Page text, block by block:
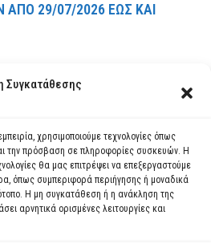
Συγκατάθεσης
χρησιμοποιούμε τεχνολογίες όπως
την πρόσβαση σε πληροφορίες συσκευών. Η
θα μας επιτρέψει να επεξεργαστούμε
όπως συμπεριφορά περιήγησης ή μοναδικά
Η μη συγκατάθεση ή η ανάκληση της
αρνητικά ορισμένες λειτουργίες και
AΠO 29/07/2026 EΩΣ KAI